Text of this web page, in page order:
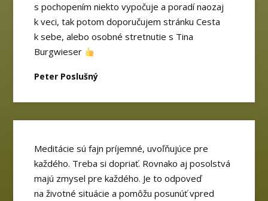
s pochopením niekto vypočuje a poradí naozaj
k veci, tak potom doporučujem stránku Cesta
k sebe, alebo osobné stretnutie s Tina
Burgwieser
Peter Poslušný
Meditácie sú fajn príjemné, uvoľňujúce pre
každého. Treba si dopriať. Rovnako aj posolstvá
majú zmysel pre každého. Je to odpoveď
na životné situácie a pomôžu posunúť vpred